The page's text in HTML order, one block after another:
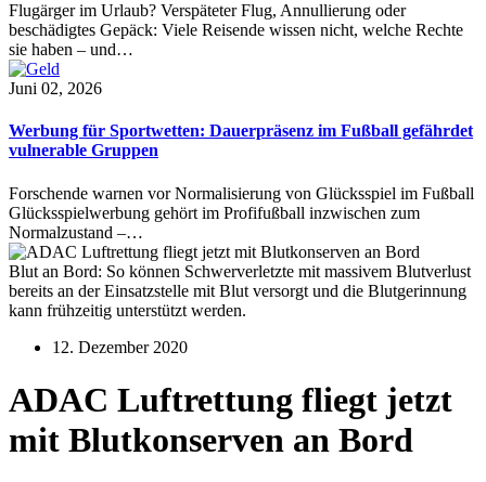
Flugärger im Urlaub? Verspäteter Flug, Annullierung oder
beschädigtes Gepäck: Viele Reisende wissen nicht, welche Rechte
sie haben – und…
Juni 02, 2026
Werbung für Sportwetten: Dauerpräsenz im Fußball gefährdet
vulnerable Gruppen
Forschende warnen vor Normalisierung von Glücksspiel im Fußball
Glücksspielwerbung gehört im Profifußball inzwischen zum
Normalzustand –…
Blut an Bord: So können Schwerverletzte mit massivem Blutverlust
bereits an der Einsatzstelle mit Blut versorgt und die Blutgerinnung
kann frühzeitig unterstützt werden.
12. Dezember 2020
ADAC Luftrettung fliegt jetzt
mit Blutkonserven an Bord